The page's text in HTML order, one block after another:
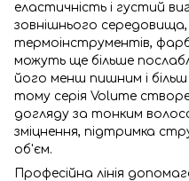
еластичність і густий
зовнішнього
термоінструментів,
можуть ще більше
його менш пишним і
тому серія Volume
догляду за тонким
зміцнення, підтримка
об'єм.
Професійна лінія